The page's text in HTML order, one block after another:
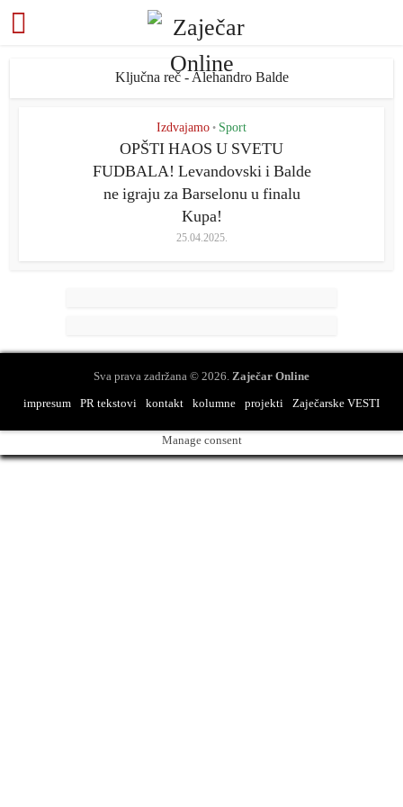
Ključna reč - Alehandro Balde
Izdvajamo • Sport
OPŠTI HAOS U SVETU
FUDBALA! Levandovski i Balde
ne igraju za Barselonu u finalu
Kupa!
25.04.2025.
Sva prava zadržana © 2026. Zaječar Online
impresum
PR tekstovi kontakt kolumne projekti Zaječarske VESTI
Manage consent